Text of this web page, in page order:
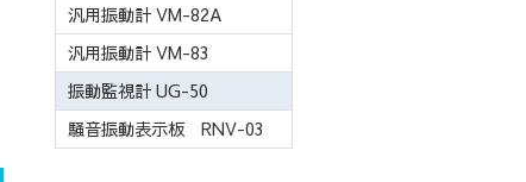
汎用振動計 VM-82A
汎用振動計 VM-83
振動監視計 UG-50
騒音振動表示板 RNV-03